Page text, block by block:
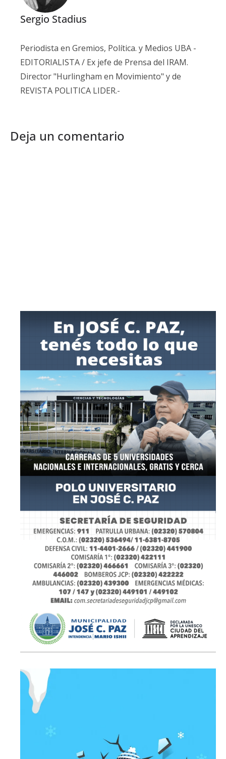
Sergio Stadius
Periodista en Gremios, Política. y Medios UBA -
EDITORIALISTA / Ex jefe de Prensa del IRAM.
Director "Hurlingham en Movimiento" y de
REVISTA POLITICA LIDER.-
Deja un comentario